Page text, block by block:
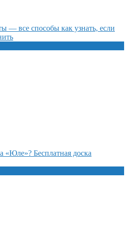
— все способы как узнать, если
«Юле»? Бесплатная доска